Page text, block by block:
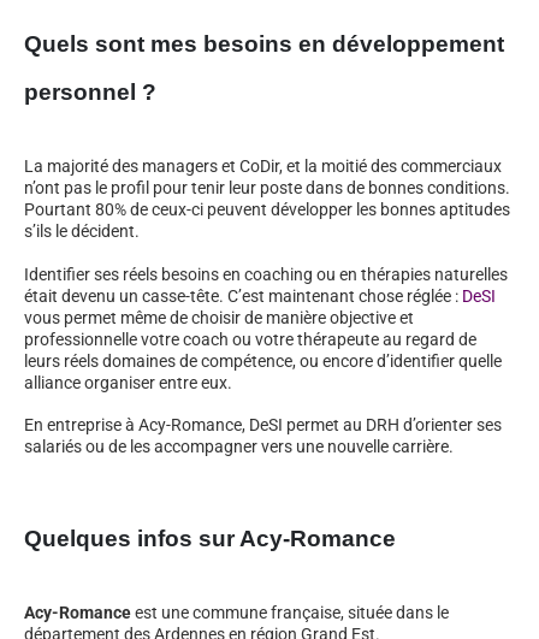
Quels sont mes besoins en développement
personnel ?
La majorité des managers et CoDir, et la moitié des commerciaux
n’ont pas le profil pour tenir leur poste dans de bonnes conditions.
Pourtant 80% de ceux-ci peuvent développer les bonnes aptitudes
s’ils le décident.
Identifier ses réels besoins en coaching ou en thérapies naturelles
était devenu un casse-tête. C’est maintenant chose réglée : DeSI
vous permet même de choisir de manière objective et
professionnelle votre coach ou votre thérapeute au regard de
leurs réels domaines de compétence, ou encore d’identifier quelle
alliance organiser entre eux.
En entreprise à Acy-Romance, DeSI permet au DRH d’orienter ses
salariés ou de les accompagner vers une nouvelle carrière.
Quelques infos sur Acy-Romance
Acy-Romanceest une commune française, située dans le
département des Ardennes en région Grand Est.